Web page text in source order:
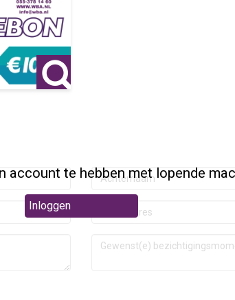
account te hebben met lopende
Inloggen